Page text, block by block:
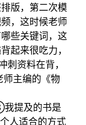
版，第二次模
，这时候老师
些关键词，这
起来很吃力，
资料在背，
师主编的《物
提及的书是
人适合的方式